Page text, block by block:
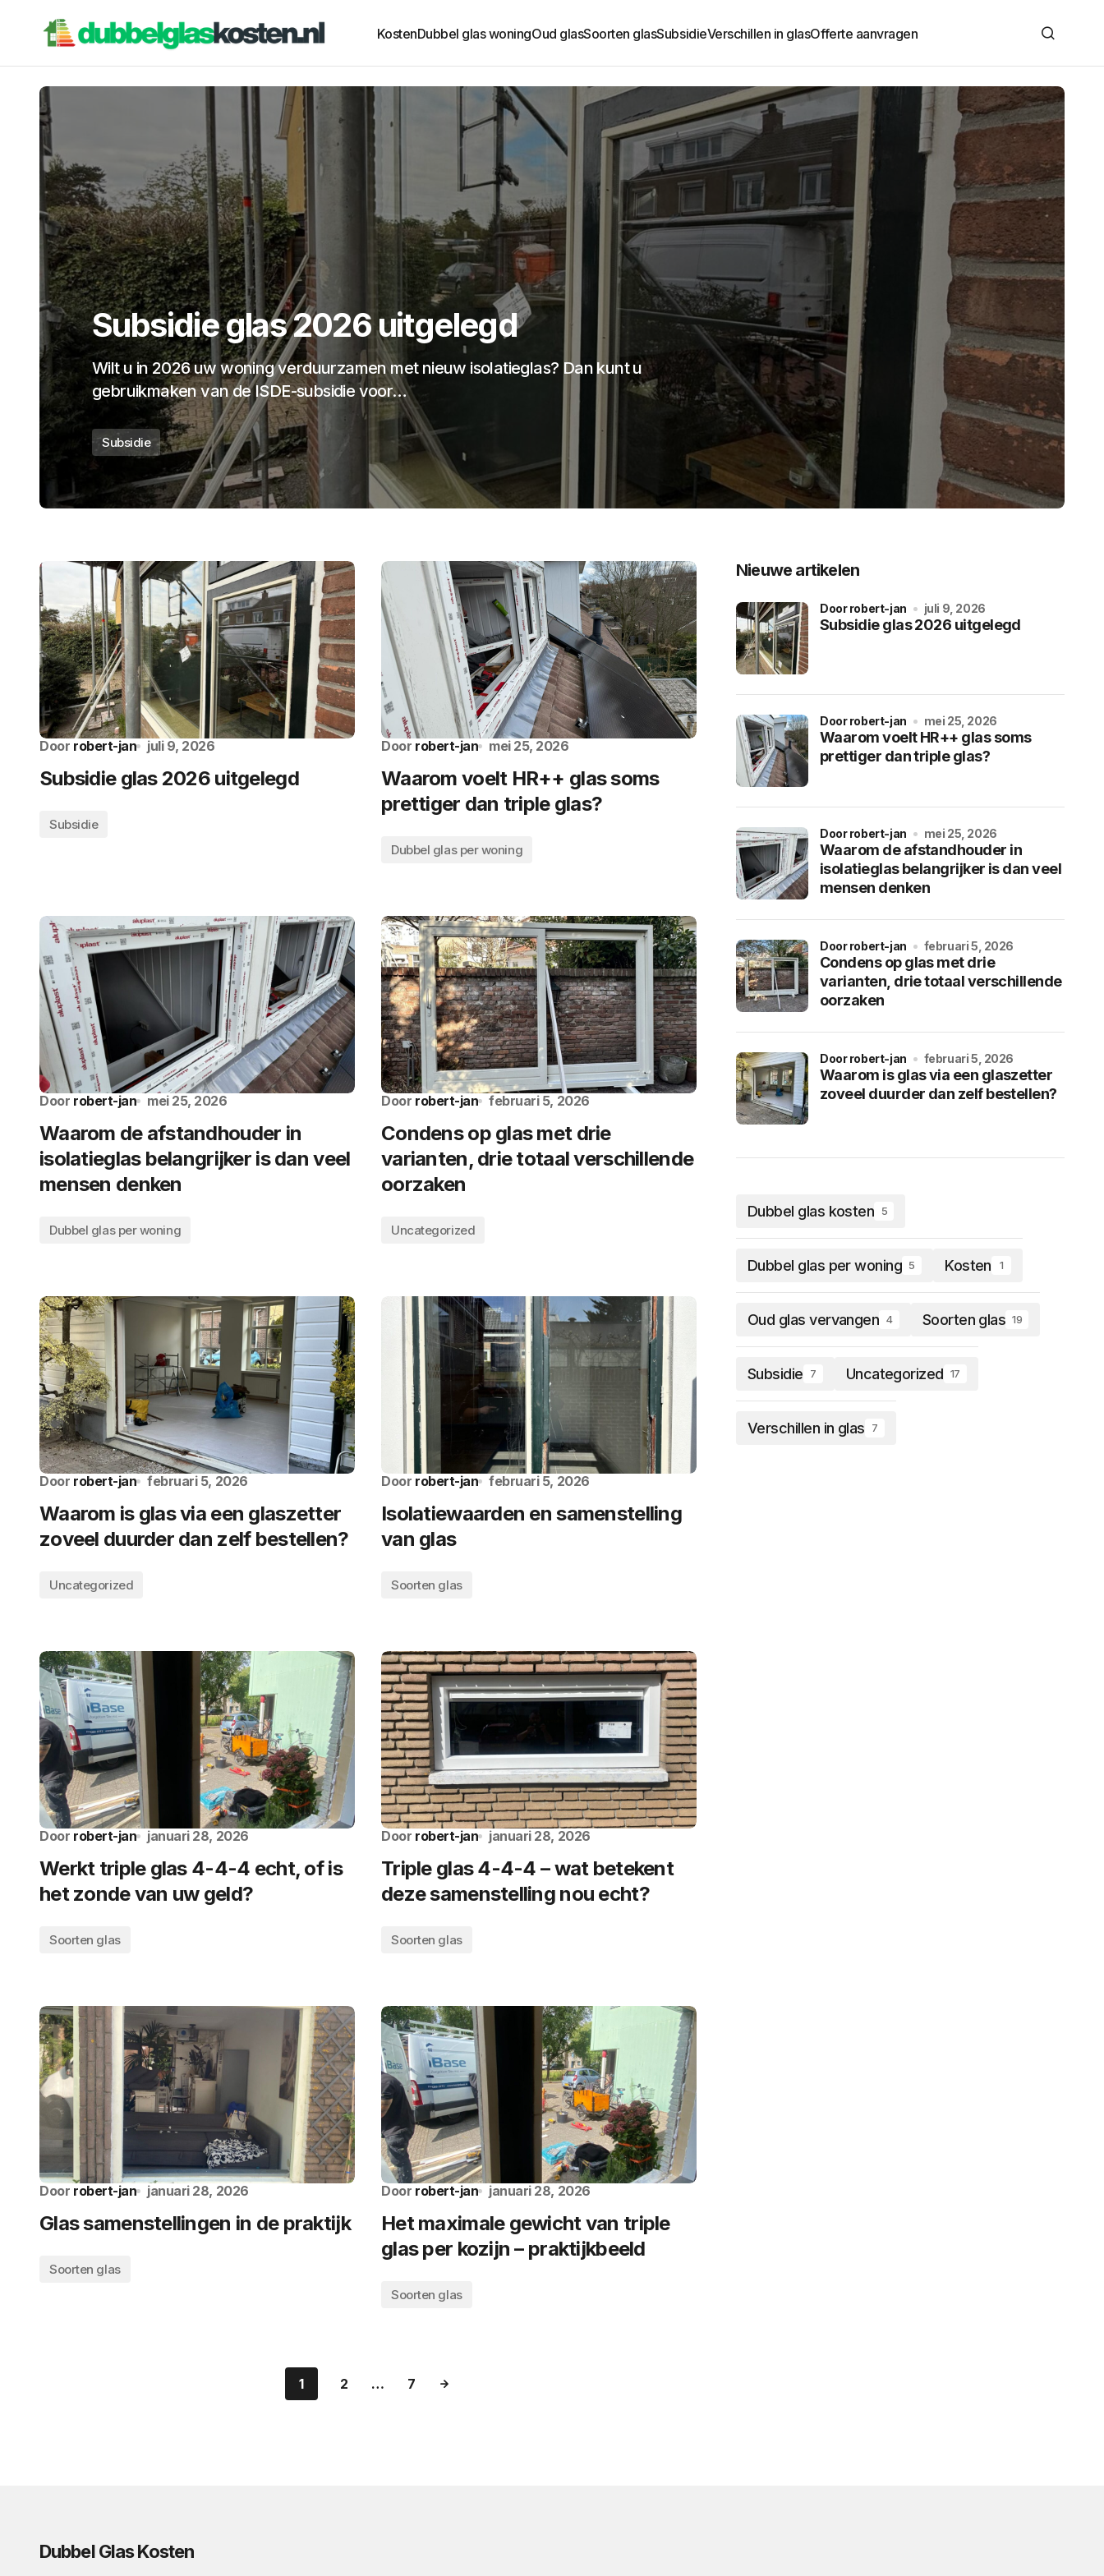
KostenDubbel glas woningOud glasSoorten glasSubsidieVerschillen in glasOfferte aanvragen
Subsidie glas 2026 uitgelegd
Wilt u in 2026 uw woning verduurzamen met nieuw isolatieglas? Dan kunt u
gebruikmaken van de ISDE-subsidie voor…
Subsidie
Door robert-jan juli 9, 2026
Subsidie glas 2026 uitgelegd
Subsidie
Door robert-jan mei 25, 2026
Waarom voelt HR++ glas soms
prettiger dan triple glas?
Dubbel glas per woning
Door robert-jan mei 25, 2026
Waarom de afstandhouder in
isolatieglas belangrijker is dan veel
mensen denken
Dubbel glas per woning
Door robert-jan februari 5, 2026
Condens op glas met drie
varianten, drie totaal verschillende
oorzaken
Uncategorized
Door robert-jan februari 5, 2026
Waarom is glas via een glaszetter
zoveel duurder dan zelf bestellen?
Uncategorized
Door robert-jan februari 5, 2026
Isolatiewaarden en samenstelling
van glas
Soorten glas
Door robert-jan januari 28, 2026
Werkt triple glas 4-4-4 echt, of is
het zonde van uw geld?
Soorten glas
Door robert-jan januari 28, 2026
Triple glas 4-4-4 – wat betekent
deze samenstelling nou echt?
Soorten glas
Door robert-jan januari 28, 2026
Glas samenstellingen in de praktijk
Soorten glas
Door robert-jan januari 28, 2026
Het maximale gewicht van triple
glas per kozijn – praktijkbeeld
Soorten glas
1 2 … 7
Nieuwe artikelen
Subsidie glas 2026 uitgelegd
door robert-jan juli 9, 2026
Waarom voelt HR++ glas soms
prettiger dan triple glas?
door robert-jan mei 25, 2026
Waarom de afstandhouder in
isolatieglas belangrijker is dan veel
mensen denken
door robert-jan mei 25, 2026
Condens op glas met drie
varianten, drie totaal verschillende
oorzaken
door robert-jan februari 5, 2026
Waarom is glas via een glaszetter
zoveel duurder dan zelf bestellen?
door robert-jan februari 5, 2026
Dubbel glas kosten 5
Dubbel glas per woning 5 Kosten 1
Oud glas vervangen 4 Soorten glas 19
Subsidie 7 Uncategorized 17
Verschillen in glas 7
Dubbel Glas Kosten